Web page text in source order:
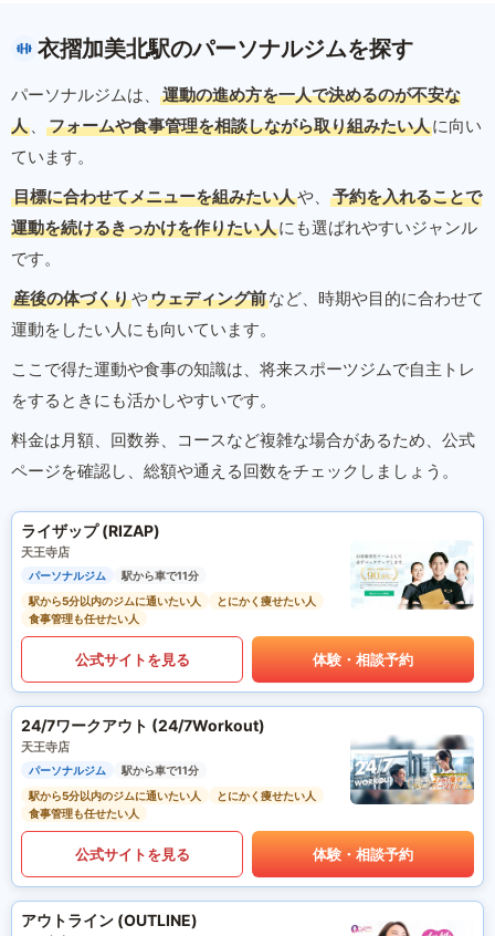
衣摺加美北駅のパーソナルジムを探す
パーソナルジムは、
運動の進め方を一人で決めるのが不安な
人 、 フォームや食事管理を相談しながら取り組みたい人に向い
ています。
目標に合わせてメニューを組みたい人や、
予約を入れることで
運動を続けるきっかけを作りたい人にも選ばれやすいジャンル
です。
産後の体づくりやウェディング前など、時期や目的に合わせて
運動をしたい人にも向いています。
ここで得た運動や食事の知識は、将来スポーツジムで自主トレ
をするときにも活かしやすいです。
料金は月額、回数券、コースなど複雑な場合があるため、公式
ページを確認し、総額や通える回数をチェックしましょう。
ライザップ (RIZAP)
天王寺店
パーソナルジム
駅から車で11分
駅から5分以内のジムに通いたい人
とにかく痩せたい人
食事管理も任せたい人
公式サイトを見る 体験・相談予約
24/7ワークアウト (24/7Workout)
天王寺店
パーソナルジム
駅から車で11分
駅から5分以内のジムに通いたい人
とにかく痩せたい人
食事管理も任せたい人
公式サイトを見る 体験・相談予約
アウトライン (OUTLINE)